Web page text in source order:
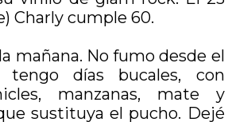
Charly cumple 60.
mañana. No fumo desde el
días bucales, con
manzanas, mate y
sustituya el pucho. Dejé